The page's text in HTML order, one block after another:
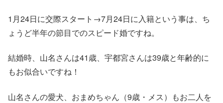
1月24日に交際スタート→7月24日に入籍という事は、ち
ょうど半年の節目でのスピード婚ですね。
結婚時、山名さんは41歳、宇都宮さんは39歳と年齢的に
もお似合いですね！
山名さんの愛犬、おまめちゃん（9歳・メス）もお二人を